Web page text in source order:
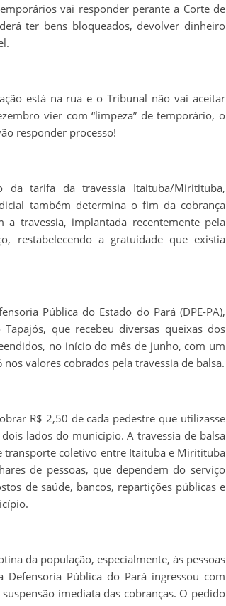
vai responder perante a Corte de
ter bens bloqueados, devolver dinheiro
está na rua e o Tribunal não vai aceitar
vier com “limpeza” de temporário, o
responder processo!
da tarifa da travessia Itaituba/Miritituba,
também determina o fim da cobrança
a travessia, implantada recentemente pela
restabelecendo a gratuidade que existia
Pública do Estado do Pará (DPE-PA),
que recebeu diversas queixas dos
no início do mês de junho, com um
valores cobrados pela travessia de balsa.
R$ 2,50 de cada pedestre que utilizasse
lados do município. A travessia de balsa
transporte coletivo entre Itaituba e Miritituba
de pessoas, que dependem do serviço
de saúde, bancos, repartições públicas e
da população, especialmente, às pessoas
Defensoria Pública do Pará ingressou com
imediata das cobranças. O pedido